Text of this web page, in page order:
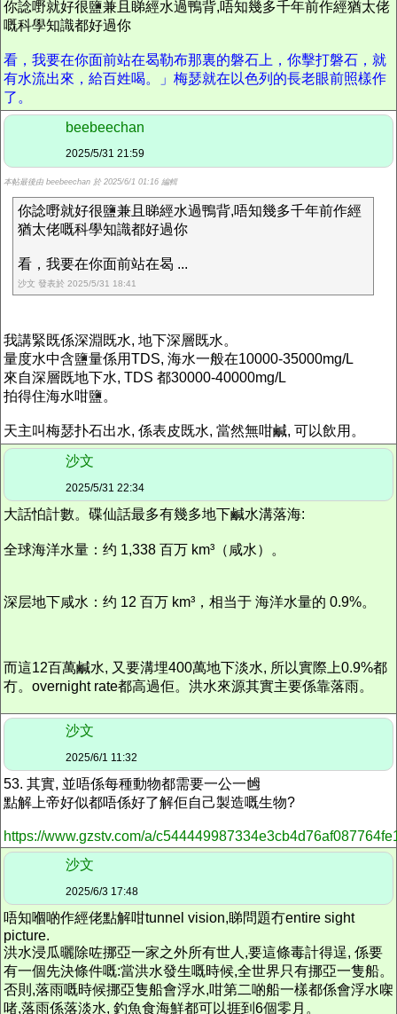
你諗嘢就好很鹽兼且睇經水過鴨背,唔知幾多千年前作經猶太佬
嘅科學知識都好過你
看，我要在你面前站在曷勒布那裏的磐石上，你擊打磐石，就
有水流出來，給百姓喝。」梅瑟就在以色列的長老眼前照樣作
了。
beebeechan
2025/5/31 21:59
本帖最後由 beebeechan 於 2025/6/1 01:16 編輯
你諗嘢就好很鹽兼且睇經水過鴨背,唔知幾多千年前作經
猶太佬嘅科學知識都好過你
看，我要在你面前站在曷 ...
沙文 發表於 2025/5/31 18:41
我講緊既係深淵既水, 地下深層既水。
量度水中含鹽量係用TDS, 海水一般在10000-35000mg/L
來自深層既地下水, TDS 都30000-40000mg/L
拍得住海水咁鹽。
天主叫梅瑟扑石出水, 係表皮既水, 當然無咁鹹, 可以飲用。
沙文
2025/5/31 22:34
大話怕計數。 碟仙話最多有幾多地下鹹水溝落海:
全球海洋水量：约 1,338 百万 km³（咸水）。
深层地下咸水：约 12 百万 km³，相当于 海洋水量的 0.9%。
而這12百萬鹹水, 又要溝埋400萬地下淡水, 所以實際上0.9%都
冇。overnight rate都高過佢。 洪水來源其實主要係靠落雨。
沙文
2025/6/1 11:32
53. 其實, 並唔係每種動物都需要一公一乸
點解 上帝好似都唔係好了解佢自己製造嘅生物?
https://www.gzstv.com/a/
沙文
2025/6/3 17:48
唔知嗰啲作經佬點解咁tunnel vision,睇問題冇entire sight
picture.
洪水浸瓜曬除咗挪亞一家之外所有世人,要這條毒計得逞, 係要
有一個先決條件嘅:當洪水發生嘅時候,全世界只有挪亞一隻船。
否則,落雨嘅時候挪亞隻船會浮水,咁第二啲船一樣都係會浮水㗎
啫,落雨係落淡水, 釣魚食海鮮都可以捱到6個零月。